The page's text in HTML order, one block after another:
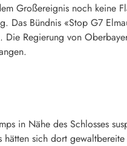
Großereignis noch keine
Das Bündnis «Stop G7
Regierung von
in Nähe des Schlosses
sich dort